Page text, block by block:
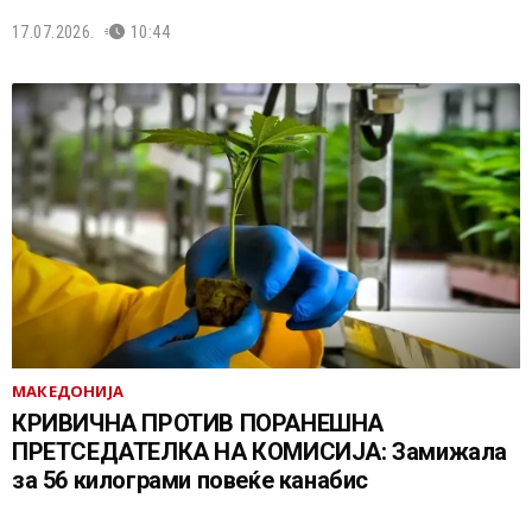
17.07.2026. 10:44
МАКЕДОНИЈА
КРИВИЧНА ПРОТИВ ПОРАНЕШНА
ПРЕТСЕДАТЕЛКА НА КОМИСИЈА: Замижала
за 56 килограми повеќе канабис